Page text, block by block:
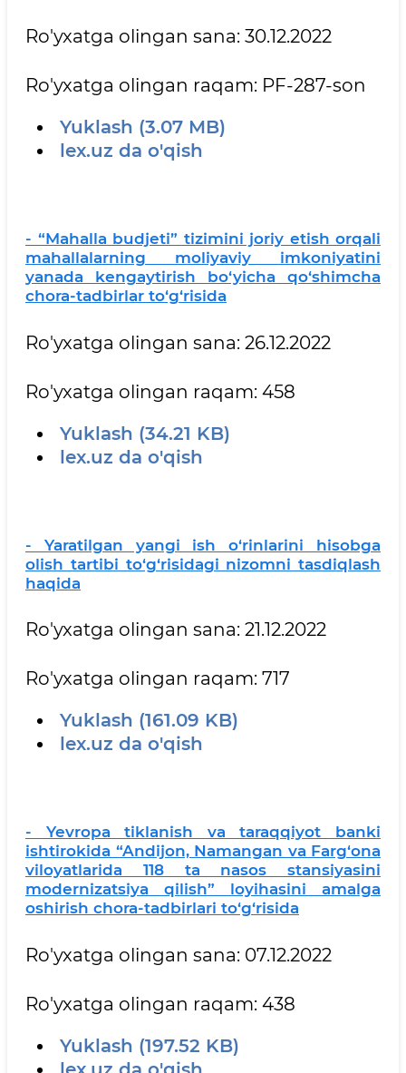
Ro'yxatga olingan sana: 30.12.2022
Ro'yxatga olingan raqam: PF-287-son
Yuklash (3.07 MB)
lex.uz da o'qish
- “Mahalla budjeti” tizimini joriy etish orqali
mahallalarning moliyaviy imkoniyatini
yanada kengaytirish bo‘yicha qo‘shimcha
chora-tadbirlar to‘g‘risida
Ro'yxatga olingan sana: 26.12.2022
Ro'yxatga olingan raqam: 458
Yuklash (34.21 KB)
lex.uz da o'qish
- Yaratilgan yangi ish o‘rinlarini hisobga
olish tartibi to‘g‘risidagi nizomni tasdiqlash
haqida
Ro'yxatga olingan sana: 21.12.2022
Ro'yxatga olingan raqam: 717
Yuklash (161.09 KB)
lex.uz da o'qish
- Yevropa tiklanish va taraqqiyot banki
ishtirokida “Andijon, Namangan va Farg‘ona
viloyatlarida 118 ta nasos stansiyasini
modernizatsiya qilish” loyihasini amalga
oshirish chora-tadbirlari to‘g‘risida
Ro'yxatga olingan sana: 07.12.2022
Ro'yxatga olingan raqam: 438
Yuklash (197.52 KB)